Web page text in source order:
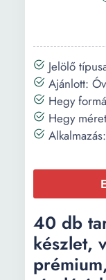
Jelölő
Ajánlott:
Hegy
Hegy
40 db
készlet,